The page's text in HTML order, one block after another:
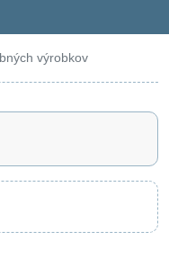
výrobkov